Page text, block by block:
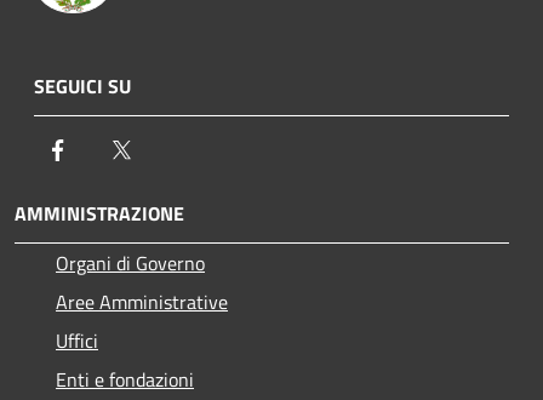
SEGUICI SU
Facebook
AMMINISTRAZIONE
Organi di Governo
Aree Amministrative
Uffici
Enti e fondazioni